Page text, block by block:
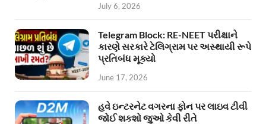
July 6, 2026
Telegram Block: RE-NEET પરીક્ષાને
કારણે સરકારે ટેલિગ્રામ પર અસ્થાયી રૂપે
પ્રતિબંધ મૂક્યો
June 17, 2026
હવે ઇન્ટરનેટ વગરના ફોન પર લાઇવ ટીવી
જોઈ શકશો જુઓ કેવી રીતે